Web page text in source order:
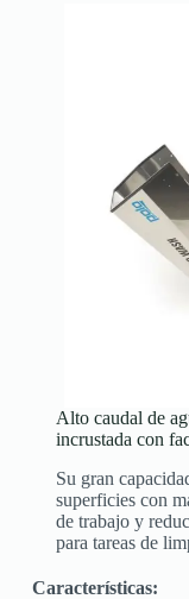
Alto caudal de
incrustada con
Su gran
superficies con
de trabajo y
para tareas de
Características: